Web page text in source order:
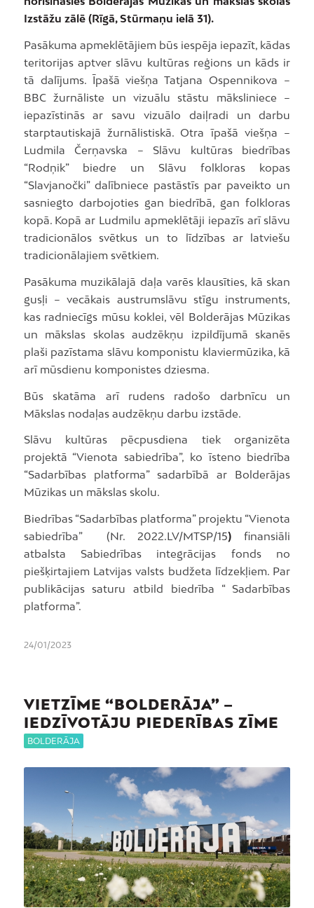
Izstāžu zālē (Rīgā, Stūrmaņu ielā 31).
Pasākuma apmeklētājiem būs iespēja iepazīt, kādas
teritorijas aptver slāvu kultūras reģions un kāds ir
tā dalījums. Īpašā viešņa Tatjana Ospennikova –
BBC žurnāliste un vizuālu stāstu māksliniece –
iepazīstinās ar savu vizuālo daiļradi un darbu
starptautiskajā žurnālistiskā. Otra īpašā viešņa –
Ludmila Čerņavska – Slāvu kultūras biedrības
“Rodņik” biedre un Slāvu folkloras kopas
“Slavjanočki” dalībniece pastāstīs par paveikto un
sasniegto darbojoties gan biedrībā, gan folkloras
kopā. Kopā ar Ludmilu apmeklētāji iepazīs arī slāvu
tradicionālos svētkus un to līdzības ar latviešu
tradicionālajiem svētkiem.
Pasākuma muzikālajā daļa varēs klausīties, kā skan
gusļi – vecākais austrumslāvu stīgu instruments,
kas radniecīgs mūsu koklei, vēl Bolderājas Mūzikas
un mākslas skolas audzēkņu izpildījumā skanēs
plaši pazīstama slāvu komponistu klaviermūzika, kā
arī mūsdienu komponistes dziesma.
Būs skatāma arī rudens radošo darbnīcu un
Mākslas nodaļas audzēkņu darbu izstāde.
Slāvu kultūras pēcpusdiena tiek organizēta
projektā “Vienota sabiedrība”, ko īsteno biedrība
“Sadarbības platforma” sadarbībā ar Bolderājas
Mūzikas un mākslas skolu.
Biedrības “Sadarbības platforma” projektu “Vienota
sabiedrība” (Nr. 2022.LV/MTSP/15)finansiāli
atbalsta Sabiedrības integrācijas fonds no
piešķirtajiem Latvijas valsts budžeta līdzekļiem. Par
publikācijas saturu atbild biedrība “ Sadarbības
platforma”.
24/01/2023
VIETZĪME “BOLDERĀJA” –
IEDZĪVOTĀJU PIEDERĪBAS ZĪME
BOLDERĀJA